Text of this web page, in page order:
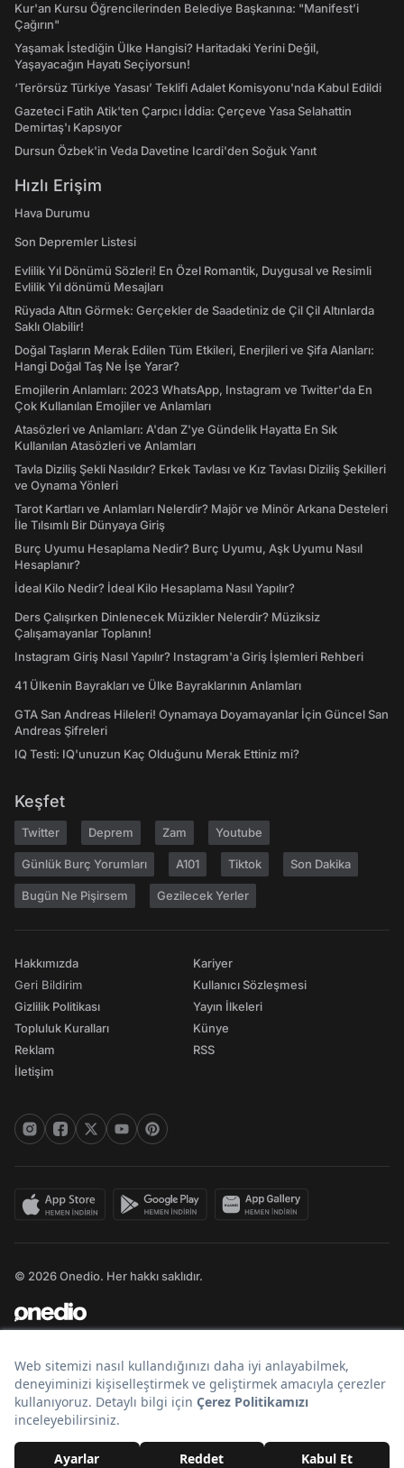
Kur'an Kursu Öğrencilerinden Belediye Başkanına: "Manifest’i
Çağırın"
Yaşamak İstediğin Ülke Hangisi? Haritadaki Yerini Değil,
Yaşayacağın Hayatı Seçiyorsun!
‘Terörsüz Türkiye Yasası’ Teklifi Adalet Komisyonu'nda Kabul Edildi
Gazeteci Fatih Atik'ten Çarpıcı İddia: Çerçeve Yasa Selahattin
Demirtaş'ı Kapsıyor
Dursun Özbek'in Veda Davetine Icardi'den Soğuk Yanıt
Hızlı Erişim
Hava Durumu
Son Depremler Listesi
Evlilik Yıl Dönümü Sözleri! En Özel Romantik, Duygusal ve Resimli
Evlilik Yıl dönümü Mesajları
Rüyada Altın Görmek: Gerçekler de Saadetiniz de Çil Çil Altınlarda
Saklı Olabilir!
Doğal Taşların Merak Edilen Tüm Etkileri, Enerjileri ve Şifa Alanları:
Hangi Doğal Taş Ne İşe Yarar?
Emojilerin Anlamları: 2023 WhatsApp, Instagram ve Twitter'da En
Çok Kullanılan Emojiler ve Anlamları
Atasözleri ve Anlamları: A'dan Z'ye Gündelik Hayatta En Sık
Kullanılan Atasözleri ve Anlamları
Tavla Diziliş Şekli Nasıldır? Erkek Tavlası ve Kız Tavlası Diziliş Şekilleri
ve Oynama Yönleri
Tarot Kartları ve Anlamları Nelerdir? Majör ve Minör Arkana Desteleri
İle Tılsımlı Bir Dünyaya Giriş
Burç Uyumu Hesaplama Nedir? Burç Uyumu, Aşk Uyumu Nasıl
Hesaplanır?
İdeal Kilo Nedir? İdeal Kilo Hesaplama Nasıl Yapılır?
Ders Çalışırken Dinlenecek Müzikler Nelerdir? Müziksiz
Çalışamayanlar Toplanın!
Instagram Giriş Nasıl Yapılır? Instagram'a Giriş İşlemleri Rehberi
41 Ülkenin Bayrakları ve Ülke Bayraklarının Anlamları
GTA San Andreas Hileleri! Oynamaya Doyamayanlar İçin Güncel San
Andreas Şifreleri
IQ Testi: IQ'unuzun Kaç Olduğunu Merak Ettiniz mi?
Keşfet
Twitter Deprem Zam Youtube
Günlük Burç Yorumları A101 Tiktok Son Dakika
Bugün Ne Pişirsem Gezilecek Yerler
Hakkımızda
Geri Bildirim
Gizlilik Politikası
Topluluk Kuralları
Reklam
İletişim
Kariyer
Kullanıcı Sözleşmesi
Yayın İlkeleri
Künye
RSS
© 2026 Onedio. Her hakkı saklıdır.
Bir markasıdır.